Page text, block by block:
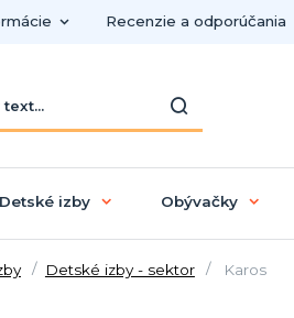
Recenzie a odporúčania
Detské izby Obývačky
Detské izby - sektor Karos